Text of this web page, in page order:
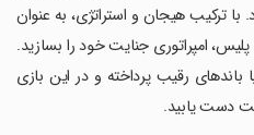
ترکیب هیجان و استراتژی، به عنوان
امپراتوری جنایت خود را بسازید.
رقیب پرداخته و در این بازی
دست یابید.